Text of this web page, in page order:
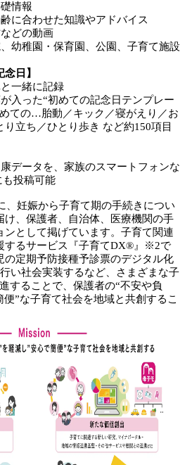
情報
に合わせた知識やアドバイス
どの動画
幼稚園・保育園、公園、子育て施設
日】
一緒に記録
入った“初めての記念日テンプレー
ての…胎動／キック／寝がえり／お
立ち／ひとり歩き など約150項目
データを、家族のスマートフォンな
も投稿可能
妊娠から子育て期の手続きについ
け、保護者、自治体、医療機関の手
ンとして掲げています。子育て関連
するサービス『子育てDX®』※2で
の定期予防接種予診票のデジタル化
い社会実装するなど、さまざまな子
することで、保護者の“不安や負
”な子育て社会を地域と共創するこ